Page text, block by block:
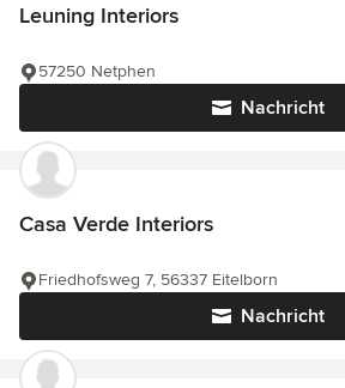
Leuning Interiors
Nachricht
57250 Netphen
Casa Verde Interiors
Nachricht
Friedhofsweg 7, 56337 Eitelborn